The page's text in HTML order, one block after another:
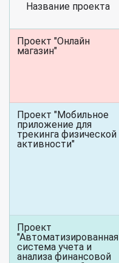
Название проекта
Проект "Онлайн
магазин"
Проект "Мобильное
приложение для
трекинга физической
активности"
Проект
"Автоматизированная
система учета и
анализа финансовой